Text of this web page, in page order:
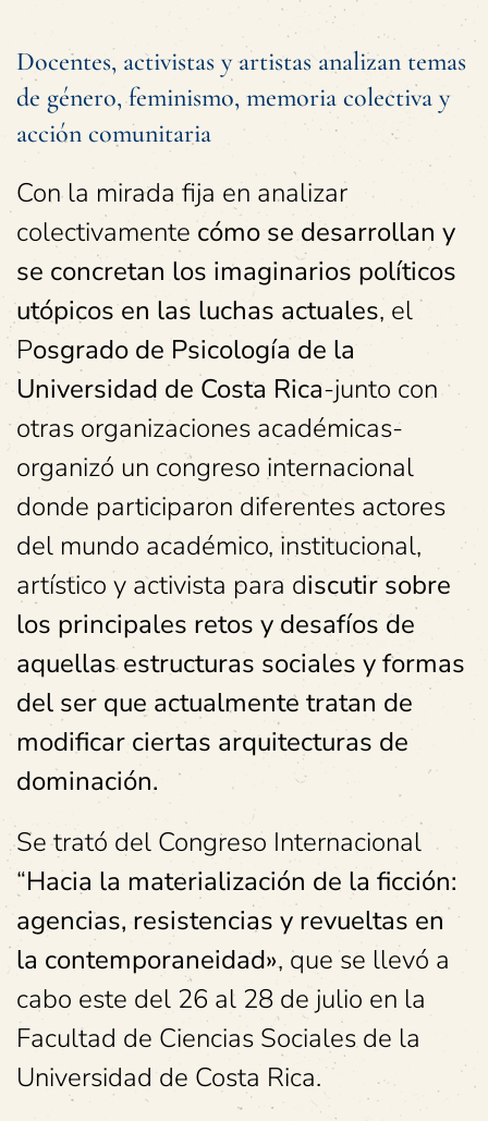
Docentes, activistas y artistas analizan temas
de género, feminismo, memoria colectiva y
acción comunitaria
Con la mirada fija en analizar
colectivamente cómo se desarrollan y
se concretan los imaginarios políticos
utópicos en las luchas actuales, el
Posgrado de Psicología de la
Universidad de Costa Rica-junto con
otras organizaciones académicas-
organizó un congreso internacional
donde participaron diferentes actores
del mundo académico, institucional,
artístico y activista para discutir sobre
los principales retos y desafíos de
aquellas estructuras sociales y formas
del ser que actualmente tratan de
modificar ciertas arquitecturas de
dominación.
Se trató del Congreso Internacional
“Hacia la materialización de la ficción:
agencias, resistencias y revueltas en
la contemporaneidad», que se llevó a
cabo este del 26 al 28 de julio en la
Facultad de Ciencias Sociales de la
Universidad de Costa Rica.